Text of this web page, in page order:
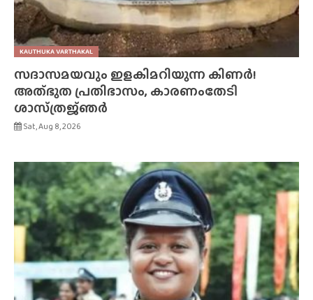
KAUTHUKA VARTHAKAL
സദാസമയവും ഇളകിമറിയുന്ന കിണർ!
അത്‌ഭുത പ്രതിഭാസം, കാരണംതേടി
ശാസ്‌ത്രജ്‌ഞർ
Sat, Aug 8, 2026